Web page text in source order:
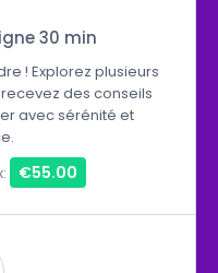
30 min
! Explorez plusieurs
des conseils
avec sérénité et
€55.00